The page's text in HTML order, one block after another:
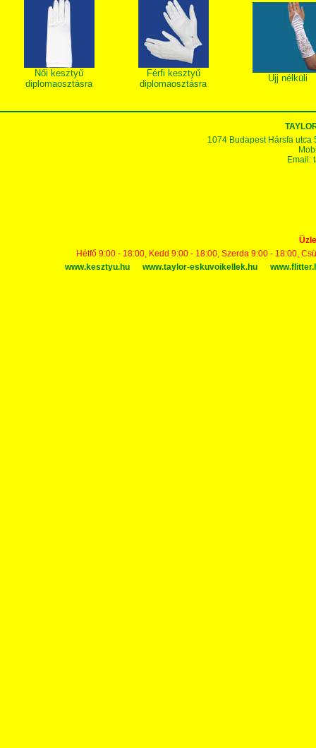
Női kesztyű
diplomaosztásra
Férfi kesztyű
diplomaosztásra
Ujj nélküli
1074 Budapest Hársfa utca
Email:
Hétfő 9:00 - 18:00, Kedd 9:00 - 18:00, Szerda 9:00 - 18:00,
www.kesztyu.hu
www.taylor-eskuvoikellek.hu